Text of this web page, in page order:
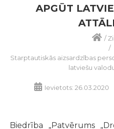
APGŪT
/
/
Starptautiskās aizsardzības
latviešu
Ievietots: 26.03.2020
Biedrība „Patvērums